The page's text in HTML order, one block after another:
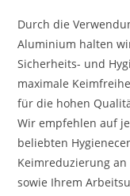
Durch die
Aluminium halten
Sicherheits- und
maximale
für die hohen
Wir empfehlen auf
beliebten
Keimreduzierung
sowie Ihrem